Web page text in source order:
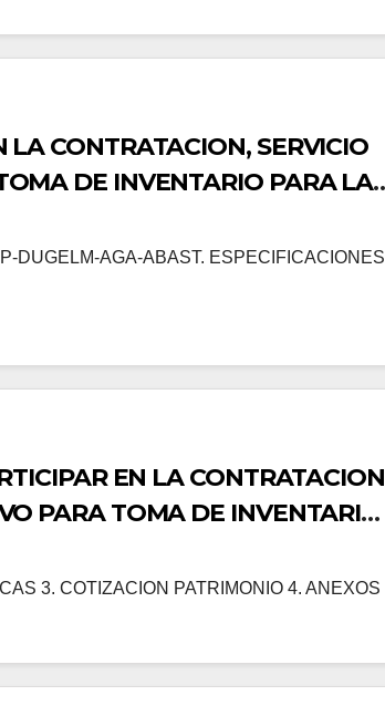
CONTRATACION, SERVICIO
DE INVENTARIO PARA LA
GESTION EDUCATIVA LOCAL
DUGELM-AGA-ABAST. ESPECIFICACIONES
EN LA CONTRATACION
PARA TOMA DE INVENTARIO
UNIDAD DE GESTION
3. COTIZACION PATRIMONIO 4. ANEXOS